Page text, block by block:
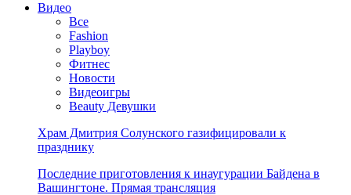
Видео
Все
Fashion
Playboy
Фитнес
Новости
Видеоигры
Beauty Девушки
Храм Дмитрия Солунского газифицировали к
празднику
Последние приготовления к инаугурации Байдена в
Вашингтоне. Прямая трансляция